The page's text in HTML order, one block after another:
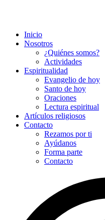
Inicio
Nosotros
¿Quiénes somos?
Actividades
Espiritualidad
Evangelio de hoy
Santo de hoy
Oraciones
Lectura espiritual
Artículos religiosos
Contacto
Rezamos por ti
Ayúdanos
Forma parte
Contacto